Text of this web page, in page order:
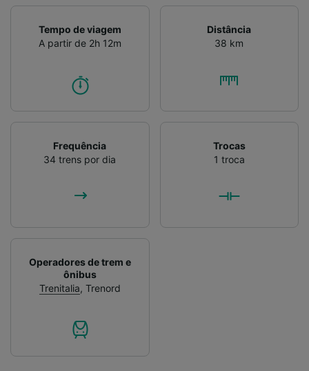
Tempo de viagem
A partir de 2h 12m
Distância
38 km
Frequência
34 trens por dia
Trocas
1 troca
Operadores de trem e
ônibus
Trenitalia, Trenord
Verificar ativamente as características do
dispositivo para identificação. Armazenar e/ou
acessar informações em um dispositivo.
Publicidade e conteúdo personalizados,
de público e desenvolvimento de serviços..
Lista de parceiros (fornecedores)